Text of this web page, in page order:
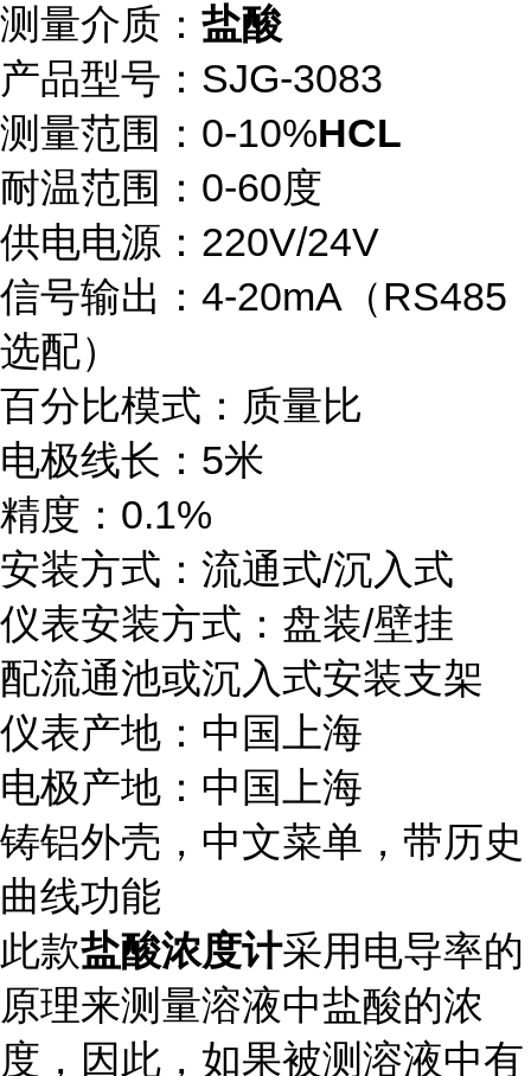
测量介质： 盐酸
产品型号：SJG-3083
测量范围：0-10%HCL
耐温范围：0-60度
供电电源：220V/24V
信号输出：4-20mA（RS485
选配）
百分比模式：质量比
电极线长：5米
精度：0.1%
安装方式：流通式/沉入式
仪表安装方式：盘装/壁挂
配流通池或沉入式安装支架
仪表产地：中国上海
电极产地：中国上海
铸铝外壳，中文菜单，带历史
曲线功能
此款盐酸浓度计采用电导率的
原理来测量溶液中盐酸的浓
度，因此，如果被测溶液中有